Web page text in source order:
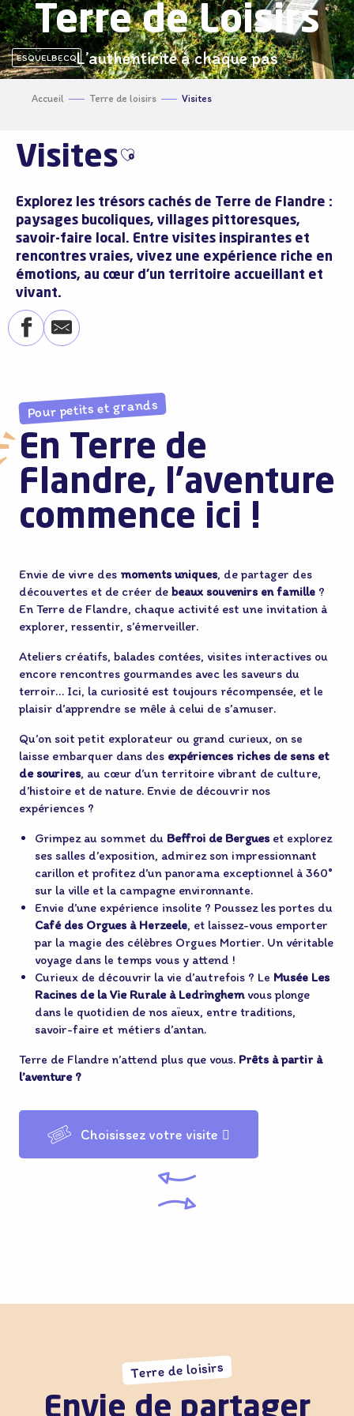
Terre de Loisirs
L’authenticité à chaque pas
ESQUELBECQ
Accueil Terre de loisirs Visites
VisitesAjouter aux favoris
Explorez les trésors cachés de Terre de Flandre :
paysages bucoliques, villages pittoresques,
savoir-faire local. Entre visites inspirantes et
rencontres vraies, vivez une expérience riche en
émotions, au cœur d’un territoire accueillant et
vivant.
Pour petits et grands
En Terre de
Flandre, l’aventure
commence ici !
Envie de vivre des moments uniques, de partager des
découvertes et de créer de beaux souvenirs en famille ?
En Terre de Flandre, chaque activité est une invitation à
explorer, ressentir, s’émerveiller.
Ateliers créatifs, balades contées, visites interactives ou
encore rencontres gourmandes avec les saveurs du
terroir… Ici, la curiosité est toujours récompensée, et le
plaisir d’apprendre se mêle à celui de s’amuser.
Qu’on soit petit explorateur ou grand curieux, on se
laisse embarquer dans des expériences riches de sens et
de sourires, au cœur d’un territoire vibrant de culture,
d’histoire et de nature. Envie de découvrir nos
expériences ?
Grimpez au sommet du Beffroi de Bergueset explorez
ses salles d’exposition, admirez son impressionnant
carillon et profitez d’un panorama exceptionnel à 360°
sur la ville et la campagne environnante.
Envie d’une expérience insolite ? Poussez les portes du
Café des Orgues à Herzeele, et laissez-vous emporter
par la magie des célèbres Orgues Mortier. Un véritable
voyage dans le temps vous y attend !
Curieux de découvrir la vie d’autrefois ? Le Musée Les
Racines de la Vie Rurale à Ledringhemvous plonge
dans le quotidien de nos aïeux, entre traditions,
savoir-faire et métiers d’antan.
Terre de Flandre n’attend plus que vous. Prêts à partir à
l’aventure ?
Choisissez votre visite
Terre de loisirs
Envie de partager